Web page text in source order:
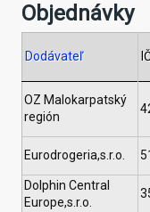
Objednávky
Dodávateľ
OZ Malokarpatský
región
Eurodrogeria,s.r.o.
Dolphin Central
Europe,s.r.o.